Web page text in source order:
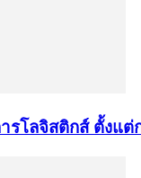
รโลจิสติกส์ ตั้งแต่